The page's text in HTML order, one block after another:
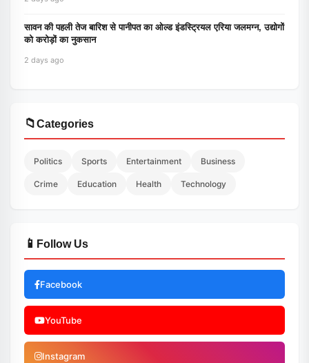
सावन की पहली तेज बारिश से पानीपत का ओल्ड इंडस्ट्रियल एरिया जलमग्न, उद्योगों
को करोड़ों का नुकसान
2 days ago
📁Categories
Politics Sports Entertainment Business
Crime Education Health Technology
📱 Follow Us
Facebook
YouTube
Instagram